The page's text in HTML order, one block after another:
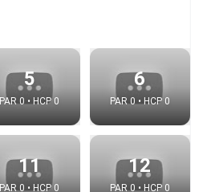
5
PAR 0 • HCP 0
6
PAR 0 • HCP 0
11
PAR 0 • HCP 0
12
PAR 0 • HCP 0